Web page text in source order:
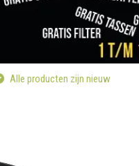
Alle producten zijn nieuw